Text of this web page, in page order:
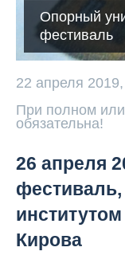
Опорный
фестиваль
22 апреля
При полном или
обязательна!
26 апреля
фестиваль,
Кирова